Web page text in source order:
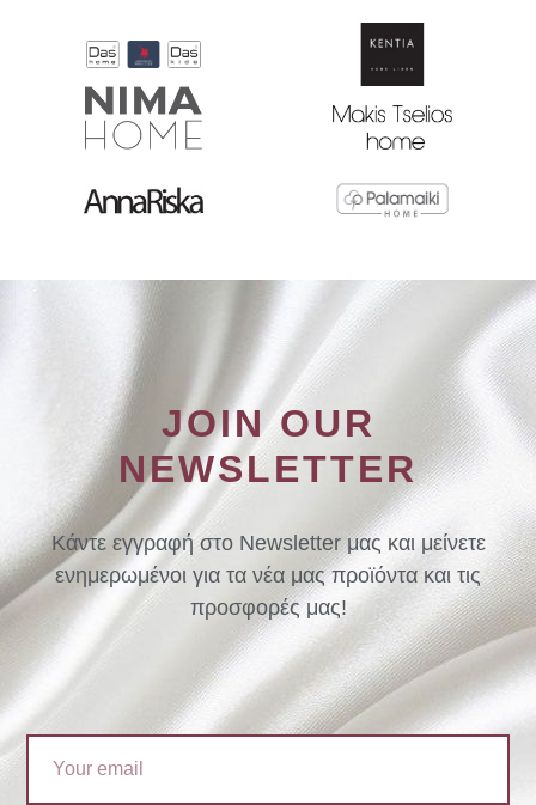
JOIN OUR
NEWSLETTER
Κάντε εγγραφή στο Newsletter μας και μείνετε
ενημερωμένοι για τα νέα μας προϊόντα και τις
προσφορές μας!